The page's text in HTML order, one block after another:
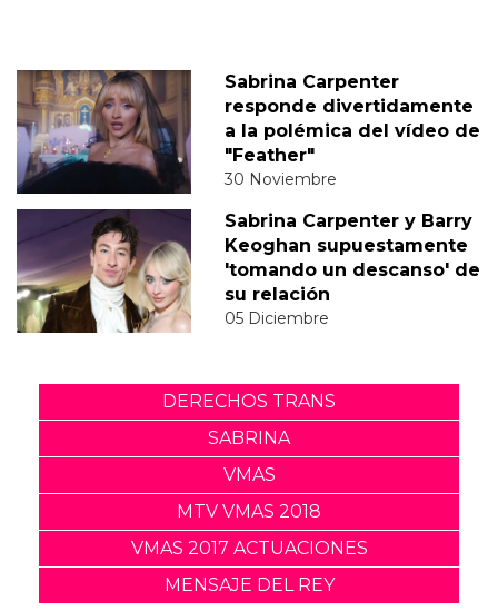
Sabrina Carpenter
responde divertidamente
a la polémica del vídeo de
"Feather"
30 Noviembre
Sabrina Carpenter y Barry
Keoghan supuestamente
'tomando un descanso' de
su relación
05 Diciembre
DERECHOS TRANS
SABRINA
VMAS
MTV VMAS 2018
VMAS 2017 ACTUACIONES
MENSAJE DEL REY